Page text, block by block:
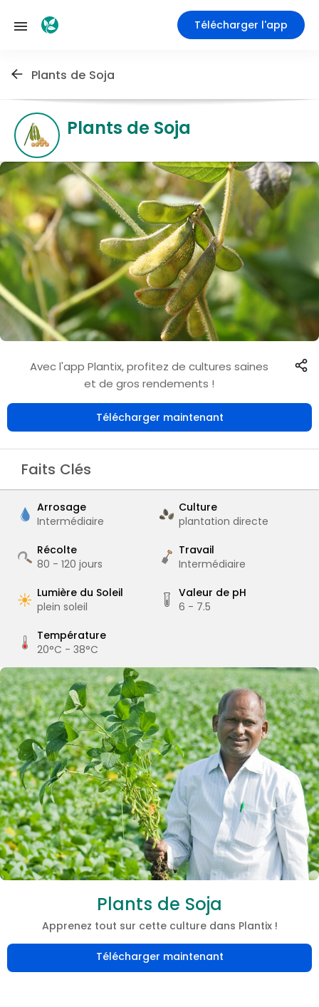
Télécharger l'app
Plants de Soja
Plants de Soja
Avec l'app Plantix, profitez de cultures saines
et de gros rendements !
Télécharger maintenant
Faits Clés
Arrosage
Intermédiaire
Culture
plantation directe
Récolte
80 - 120 jours
Travail
Intermédiaire
Lumière du Soleil
plein soleil
Valeur de pH
6 - 7.5
Température
20°C - 38°C
Plants de Soja
Apprenez tout sur cette culture dans Plantix !
Télécharger maintenant